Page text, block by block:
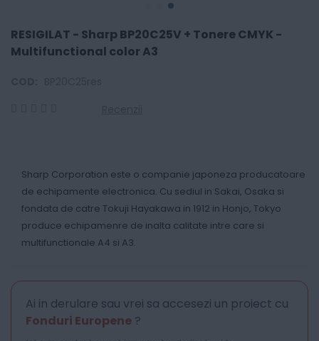
RESIGILAT - Sharp BP20C25V + Tonere CMYK -
Multifunctional color A3
Sharp Corporation este o companie japoneza producatoare
de echipamente electronica. Cu sediul in Sakai, Osaka si
fondata de catre Tokuji Hayakawa in 1912 in Honjo, Tokyo
produce echipamenre de inalta calitate intre care si
multifunctionale A4 si A3.
Ai in derulare sau vrei sa accesezi un proiect cu
Fonduri Europene ?